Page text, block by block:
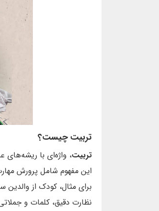
تربیت چیست؟
تربیت، واژه‌ای با ریشه‌های
این مفهوم شامل پرورش
برای مثال، کودک از والدین
نظارت دقیق، کلمات و